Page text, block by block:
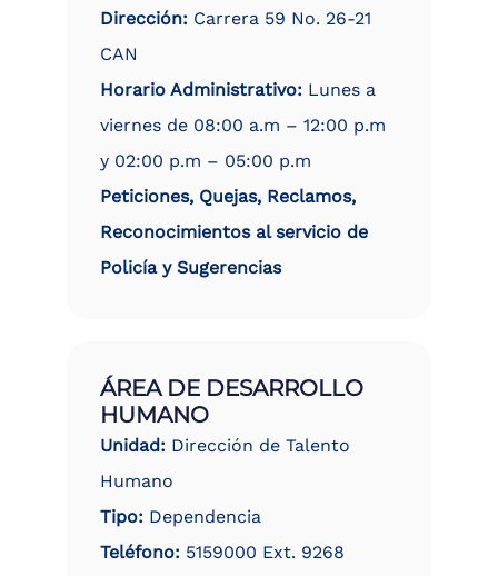
Dirección: Carrera 59 No. 26-21
CAN
Horario Administrativo: Lunes a
viernes de 08:00 a.m – 12:00 p.m
y 02:00 p.m – 05:00 p.m
Peticiones, Quejas, Reclamos,
Reconocimientos al servicio de
Policía y Sugerencias
ÁREA DE DESARROLLO
HUMANO
Unidad: Dirección de Talento
Humano
Tipo: Dependencia
Teléfono: 5159000 Ext. 9268